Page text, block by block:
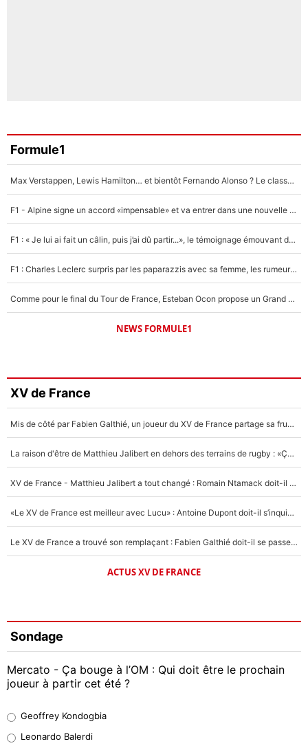
Formule1
Max Verstappen, Lewis Hamilton… et bientôt Fernando Alonso ? Le classement des pilotes les mieux payés en Formule 1 risque de changer !
F1 - Alpine signe un accord «impensable» et va entrer dans une nouvelle dimension : Grande nouvelle pour Pierre Gasly !
F1 : « Je lui ai fait un câlin, puis j’ai dû partir...», le témoignage émouvant de Max Verstappen sur sa fille
F1 : Charles Leclerc surpris par les paparazzis avec sa femme, les rumeurs étaient vraies !
Comme pour le final du Tour de France, Esteban Ocon propose un Grand Prix de Formule 1 à Paris : «Autour de l’Arc de Triomphe, ce serait génial» !
NEWS FORMULE1
XV de France
Mis de côté par Fabien Galthié, un joueur du XV de France partage sa frustration : «ils ne me l’ont pas dit tout de suite»
La raison d'être de Matthieu Jalibert en dehors des terrains de rugby : «Ça m'atteint autant que si tu touches à un membre de ma famille»
XV de France - Matthieu Jalibert a tout changé : Romain Ntamack doit-il s’inquiéter pour sa place à un an de la Coupe du monde ?
«Le XV de France est meilleur avec Lucu» : Antoine Dupont doit-il s’inquiéter pour sa place ?
Le XV de France a trouvé son remplaçant : Fabien Galthié doit-il se passer d'Antoine Dupont ?
ACTUS XV DE FRANCE
Sondage
Mercato - Ça bouge à l’OM : Qui doit être le prochain
joueur à partir cet été ?
38%
Geoffrey Kondogbia
Leonardo Balerdi